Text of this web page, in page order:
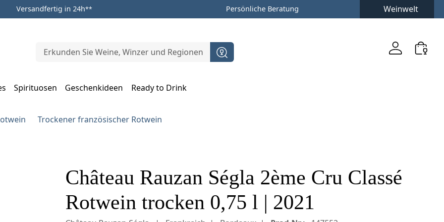
Versandfertig in 24h** Persönliche Beratung Weinwelt
Spirituosen Geschenkideen
Ready to Drink
Trockener französischer Rotwein
Château Rauzan Ségla 2ème Cru Classé
Rotwein trocken 0,75 l | 2021